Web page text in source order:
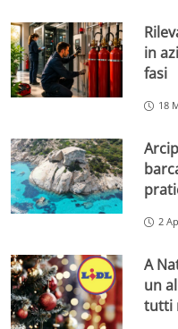
in
fasi
18
2
A
un
tutti